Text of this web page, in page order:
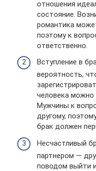
отношения
состояние.
романтика
поэтому к
ответственно.
Вступление в
вероятность,
человека
Мужчины к
другому,
брак должен
Несчастливый
партнером —
поводом выйти